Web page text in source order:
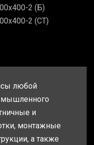
2 (Б)
2 (СТ)
любой
и
монтажные
а также